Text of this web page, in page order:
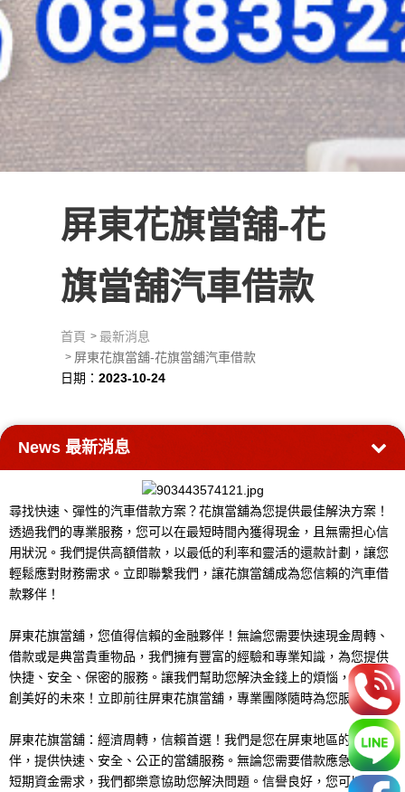
屏東花旗當舖-花
旗當舖汽車借款
首頁
最新消息
屏東花旗當舖-花旗當舖汽車借款
日期：2023-10-24
News 最新消息
尋找快速、彈性的汽車借款方案？花旗當舖為您提供最佳解決方案！
透過我們的專業服務，您可以在最短時間內獲得現金，且無需担心信
用狀況。我們提供高額借款，以最低的利率和靈活的還款計劃，讓您
輕鬆應對財務需求。立即聯繫我們，讓花旗當舖成為您信賴的汽車借
款夥伴！
屏東花旗當舖，您值得信賴的金融夥伴！無論您需要快速現金周轉、
借款或是典當貴重物品，我們擁有豐富的經驗和專業知識，為您提供
快捷、安全、保密的服務。讓我們幫助您解決金錢上的煩惱，一同開
創美好的未來！立即前往屏東花旗當舖，專業團隊隨時為您服務。
屏東花旗當舖：經濟周轉，信賴首選！我們是您在屏東地區的最佳夥
伴，提供快速、安全、公正的當舖服務。無論您需要借款應急或處理
短期資金需求，我們都樂意協助您解決問題。信譽良好，您可以放心